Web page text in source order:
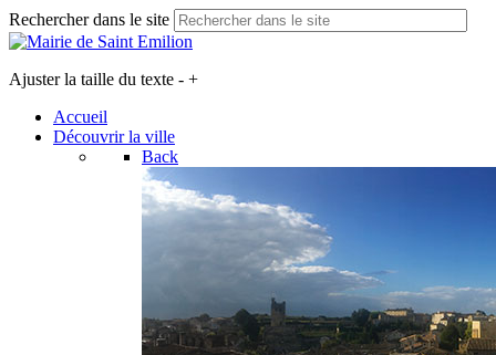
Rechercher dans le site
Ajuster la taille du texte - +
Accueil
Découvrir la ville
Back